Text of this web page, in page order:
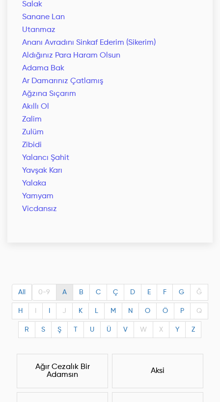
Salak
Sanane Lan
Utanmaz
Ananı Avradını Sinkaf Ederim (Sikerim)
Aldığınız Para Haram Olsun
Adama Bak
Ar Damarınız Çatlamış
Ağzına Sıçarım
Akıllı Ol
Zalim
Zulüm
Zibidi
Yalancı Şahit
Yavşak Karı
Yalaka
Yamyam
Vicdansız
All 0-9 A B C Ç D E F G Ğ
H J K L M N O Ö P Q
R S Ş U Ü V W X Y Z
Ağır Cezalık Bir
Adamsın
Aksi